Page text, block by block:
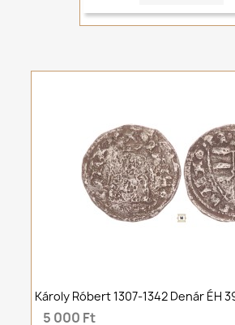
Károly Róbert 1307-1342 Denár ÉH
5 000 Ft